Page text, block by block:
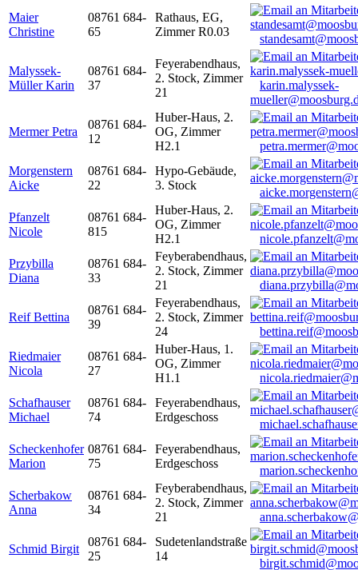
Maier
Christine
08761 684-
65
Rathaus, EG,
Zimmer R0.03
Malyssek-
Müller Karin
08761 684-
37
Feyerabendhaus,
2. Stock, Zimmer
21
karin.malyssek-
Mermer Petra
08761 684-
12
Huber-Haus, 2.
OG, Zimmer
H2.1
Morgenstern
Aicke
08761 684-
22
Hypo-Gebäude,
3. Stock
Pfanzelt
Nicole
08761 684-
815
Huber-Haus, 2.
OG, Zimmer
H2.1
Przybilla
Diana
08761 684-
33
Feyberabendhaus,
2. Stock, Zimmer
21
Reif Bettina
08761 684-
39
Feyerabendhaus,
2. Stock, Zimmer
24
Riedmaier
Nicola
08761 684-
27
Huber-Haus, 1.
OG, Zimmer
H1.1
Schafhauser
Michael
08761 684-
74
Feyerabendhaus,
Erdgeschoss
Scheckenhofer
Marion
08761 684-
75
Feyerabendhaus,
Erdgeschoss
Scherbakow
Anna
08761 684-
34
Feyberabendhaus,
2. Stock, Zimmer
21
Schmid Birgit
08761 684-
25
Sudetenlandstraße
14